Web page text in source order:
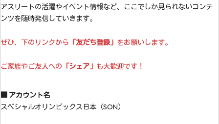
アスリートの活躍やイベント情報など、ここでしか見られないコンテ
ンツを随時発信していきます。
ぜひ、下のリンクから 「友だち登録」 をお願いします。
ご家族やご友人への 「シェア」 も大歓迎です！
■ アカウント名
スペシャルオリンピックス日本（SON）